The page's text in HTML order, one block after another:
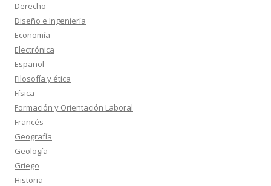
Derecho
Diseño e Ingeniería
Economía
Electrónica
Español
Filosofía y ética
Física
Formación y Orientación Laboral
Francés
Geografía
Geología
Griego
Historia